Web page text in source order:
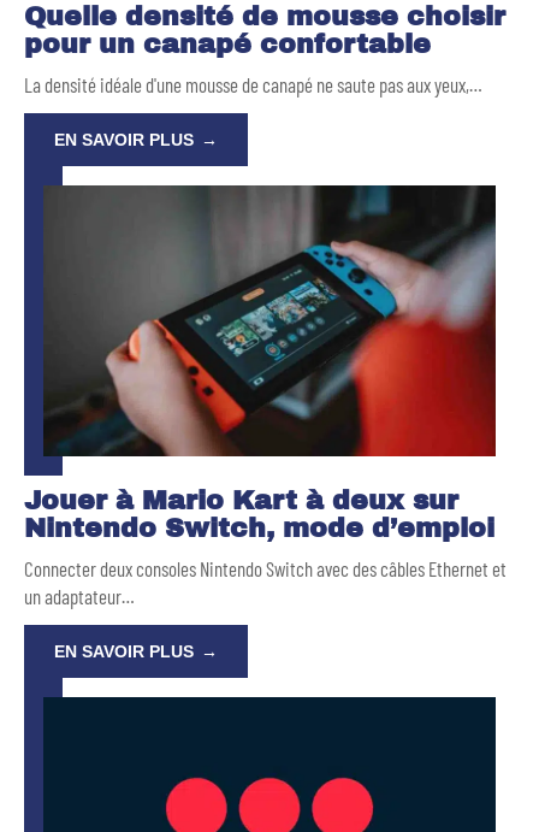
Quelle densité de mousse choisir
pour un canapé confortable
La densité idéale d'une mousse de canapé ne saute pas aux yeux,…
EN SAVOIR PLUS
Jouer à Mario Kart à deux sur
Nintendo Switch, mode d’emploi
Connecter deux consoles Nintendo Switch avec des câbles Ethernet et
un adaptateur…
EN SAVOIR PLUS